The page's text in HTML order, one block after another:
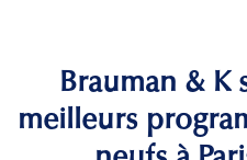
Brauman & K
meilleurs